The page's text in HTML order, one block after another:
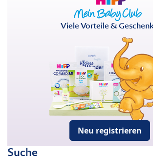
Viele Vorteile &
Neu registrieren
Suche